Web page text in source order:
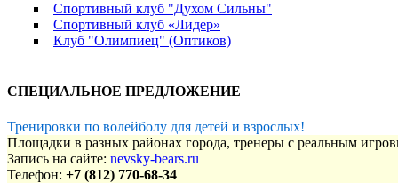
Спортивный клуб "Духом Сильны"
Спортивный клуб «Лидер»
Клуб "Олимпиец" (Оптиков)
СПЕЦИАЛЬНОЕ ПРЕДЛОЖЕНИЕ
Тренировки по волейболу для детей и взрослых!
Площадки в разных районах города, тренеры с реальным
Запись на сайте: nevsky-bears.ru
Телефон: +7 (812) 770-68-34